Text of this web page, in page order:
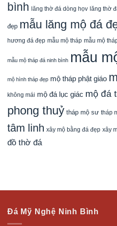
bình lăng thờ đá dòng họv lăng thờ
đẹp mẫu lăng mộ đá
hương đá đẹp mẫu mộ tháp mẫu mộ
mẫu mộ tháp đá ninh bình mẫu
mộ hình tháp đẹp mộ tháp phật giáo
không mái mộ đá lục giác mộ đá
phong thuỷ tháp mộ sư tháp
tâm linh xây mộ bằng đá đẹp xây
đồ thờ đá
Đá Mỹ Nghệ Ninh Bình